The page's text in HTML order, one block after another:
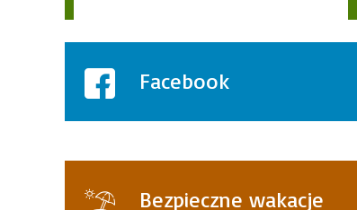
Facebook
Bezpieczne wakacje